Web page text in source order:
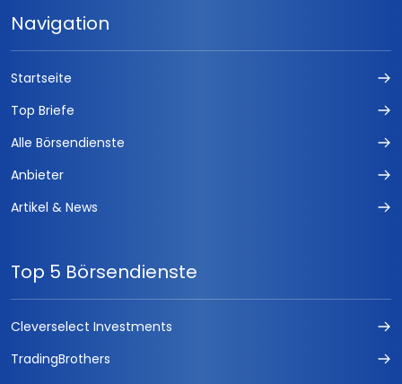
Navigation
Startseite
Top Briefe
Alle Börsendienste
Anbieter
Artikel & News
Top 5 Börsendienste
Cleverselect Investments
TradingBrothers